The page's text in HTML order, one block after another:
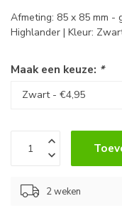
Afmeting: 85 x 85 mm -
Highlander | Kleur:
Maak een keuze: *
2 weken